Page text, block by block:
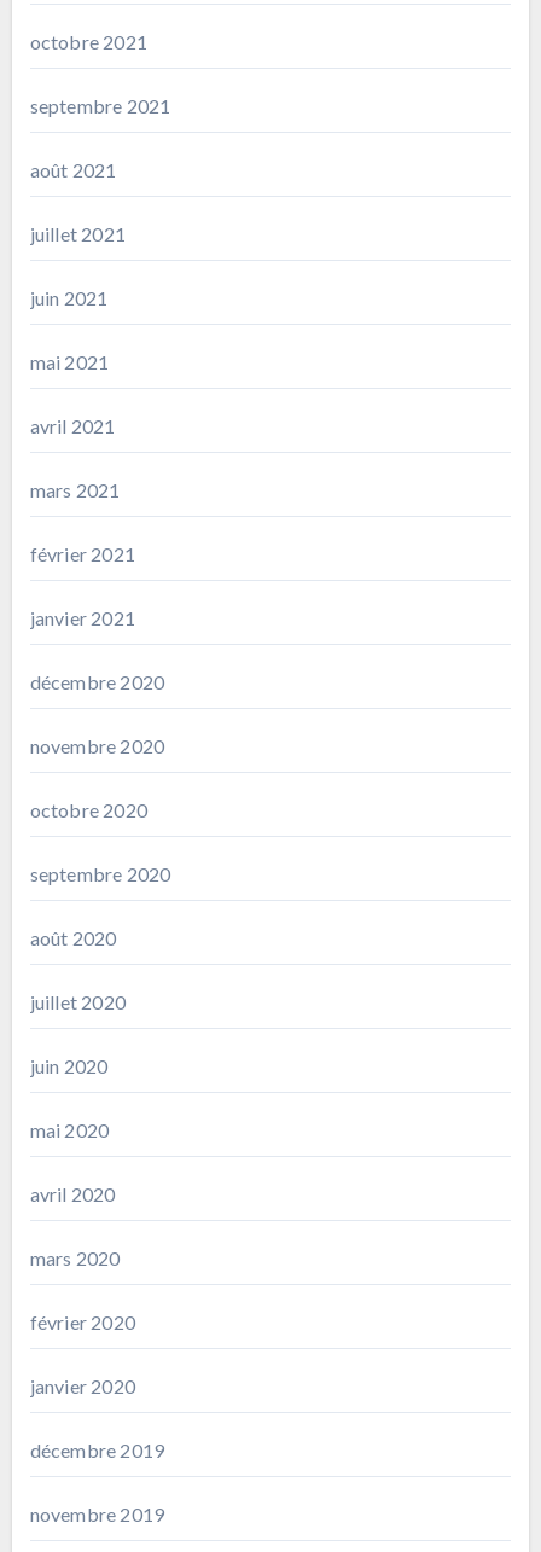
octobre 2021
septembre 2021
août 2021
juillet 2021
juin 2021
mai 2021
avril 2021
mars 2021
février 2021
janvier 2021
décembre 2020
novembre 2020
octobre 2020
septembre 2020
août 2020
juillet 2020
juin 2020
mai 2020
avril 2020
mars 2020
février 2020
janvier 2020
décembre 2019
novembre 2019